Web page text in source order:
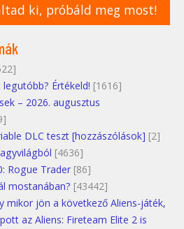
ki, próbáld meg most!
Értékeld! [1616]
– 2026. augusztus
DLC teszt [hozzászólások] [2]
[4636]
Rogue Trader [86]
mostanában? [43442]
mikor jön a következő Aliens-játék,
az Aliens: Fireteam Elite 2 is